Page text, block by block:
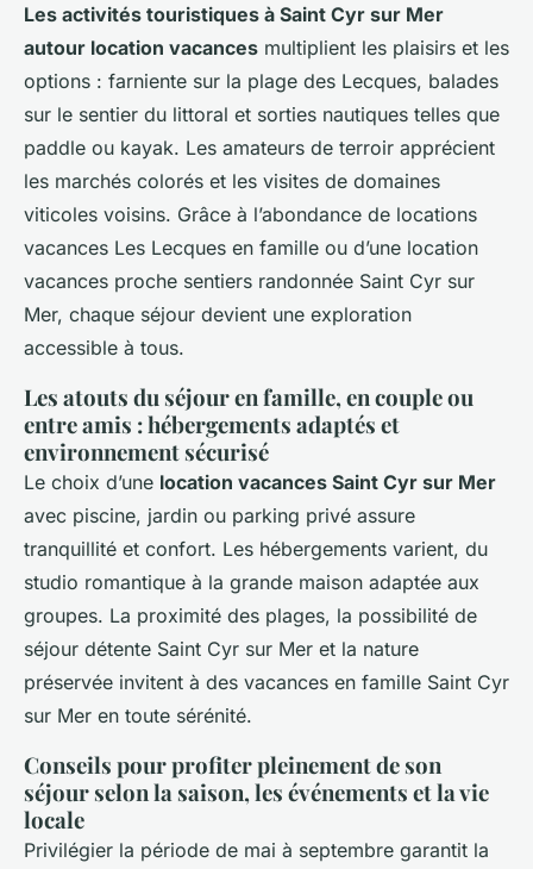
Les activités touristiques à Saint Cyr sur Mer
autour location vacances multiplient les plaisirs et les
options : farniente sur la plage des Lecques, balades
sur le sentier du littoral et sorties nautiques telles que
paddle ou kayak. Les amateurs de terroir apprécient
les marchés colorés et les visites de domaines
viticoles voisins. Grâce à l’abondance de locations
vacances Les Lecques en famille ou d’une location
vacances proche sentiers randonnée Saint Cyr sur
Mer, chaque séjour devient une exploration
accessible à tous.
Les atouts du séjour en famille, en couple ou
entre amis : hébergements adaptés et
environnement sécurisé
Le choix d’une location vacances Saint Cyr sur Mer
avec piscine, jardin ou parking privé assure
tranquillité et confort. Les hébergements varient, du
studio romantique à la grande maison adaptée aux
groupes. La proximité des plages, la possibilité de
séjour détente Saint Cyr sur Mer et la nature
préservée invitent à des vacances en famille Saint Cyr
sur Mer en toute sérénité.
Conseils pour profiter pleinement de son
séjour selon la saison, les événements et la vie
locale
Privilégier la période de mai à septembre garantit la